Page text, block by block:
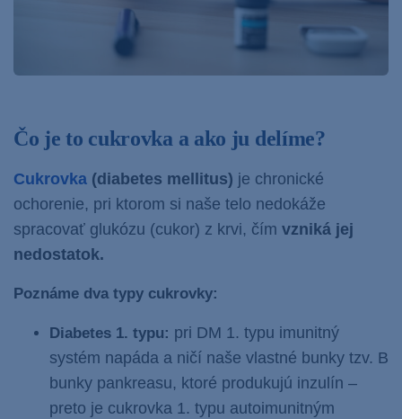
Čo je to cukrovka a ako ju delíme?
Cukrovka (diabetes mellitus) je chronické
ochorenie, pri ktorom si naše telo nedokáže
spracovať glukózu (cukor) z krvi, čím vzniká jej
nedostatok.
Poznáme dva typy cukrovky:
Diabetes 1. typu: pri DM 1. typu imunitný
systém napáda a ničí naše vlastné bunky tzv. B
bunky pankreasu, ktoré produkujú inzulín –
preto je cukrovka 1. typu autoimunitným